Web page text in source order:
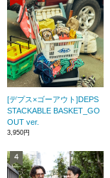
[デプス×ゴーアウト]DEPS
STACKABLE BASKET_GO
OUT ver.
3,950円